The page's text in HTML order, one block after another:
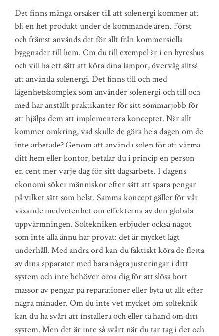
Det finns många orsaker till att solenergi kommer att
bli en het produkt under de kommande åren. Först
och främst används det för allt från kommersiella
byggnader till hem. Om du till exempel är i en hyreshus
och vill ha ett sätt att köra dina lampor, överväg alltså
att använda solenergi. Det finns till och med
lägenhetskomplex som använder solenergi och till och
med har anställt praktikanter för sitt sommarjobb för
att hjälpa dem att implementera konceptet. När allt
kommer omkring, vad skulle de göra hela dagen om de
inte arbetade? Genom att använda solen för att värma
ditt hem eller kontor, betalar du i princip en person
en cent mer varje dag för sitt dagsarbete. I dagens
ekonomi söker människor efter sätt att spara pengar
på vilket sätt som helst. Samma koncept gäller för vår
växande medvetenhet om effekterna av den globala
uppvärmningen. Soltekniken erbjuder också något
som inte alla ännu har provat: det är mycket lågt
underhåll. Med andra ord kan du faktiskt köra de flesta
av dina apparater med bara några justeringar i ditt
system och inte behöver oroa dig för att slösa bort
massor av pengar på reparationer eller byta ut allt efter
några månader. Om du inte vet mycket om solteknik
kan du ha svårt att installera och eller ta hand om ditt
system. Men det är inte så svårt när du tar tag i det och